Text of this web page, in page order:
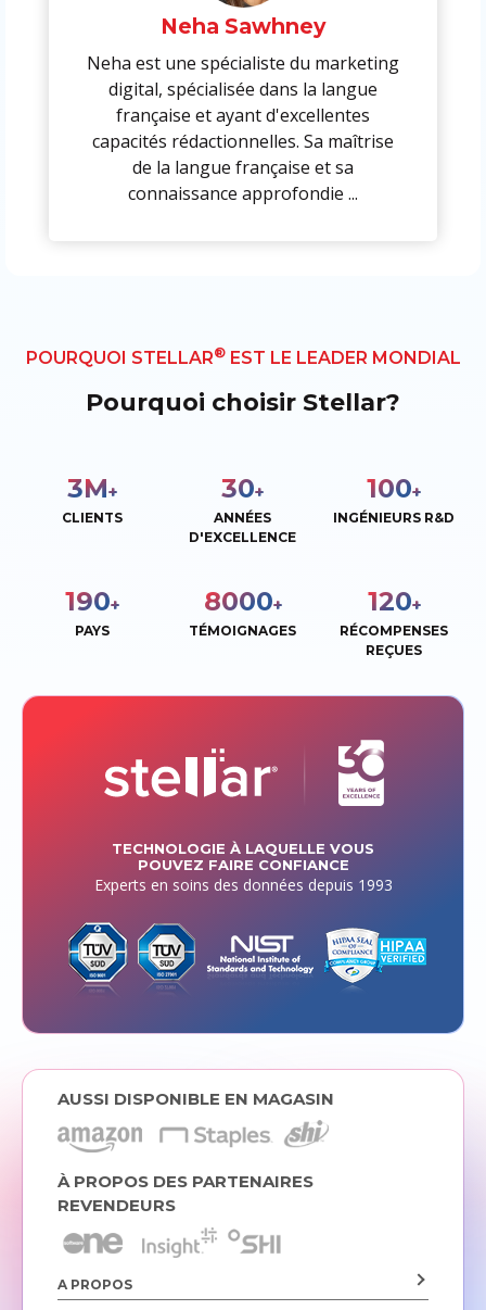
Neha Sawhney
Neha est une spécialiste du marketing
digital, spécialisée dans la langue
française et ayant d'excellentes
capacités rédactionnelles. Sa maîtrise
de la langue française et sa
connaissance approfondie ...
POURQUOI STELLAR®EST LE LEADER MONDIAL
Pourquoi choisir Stellar?
3M+
CLIENTS
30+
ANNÉES
D'EXCELLENCE
100+
INGÉNIEURS R&D
190+
PAYS
8000+
TÉMOIGNAGES
120+
RÉCOMPENSES
REÇUES
TECHNOLOGIE À LAQUELLE VOUS
POUVEZ FAIRE CONFIANCE
Experts en soins des données depuis 1993
AUSSI DISPONIBLE EN MAGASIN
À PROPOS DES PARTENAIRES
REVENDEURS
A PROPOS